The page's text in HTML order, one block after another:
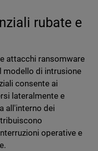
rubate e
attacchi ransomware
modello di intrusione
consente ai
lateralmente e
all'interno dei
operative e